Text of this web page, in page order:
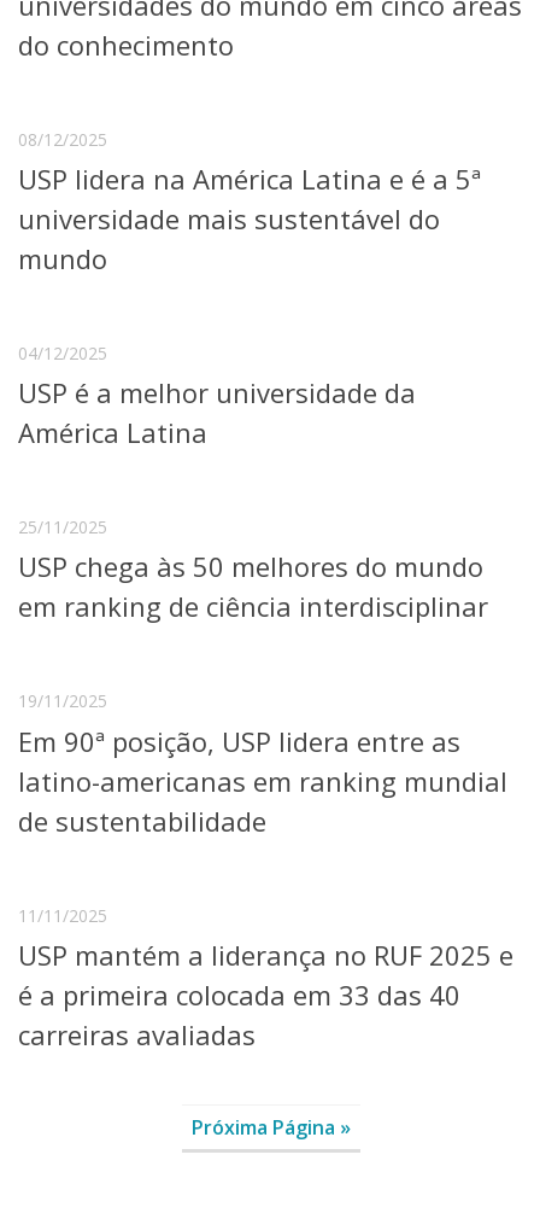
Assessorias e Mídias
Agenda de Eventos
do conhecimento
08/12/2025
USP lidera na América Latina e é a 5ª
universidade mais sustentável do
mundo
04/12/2025
USP é a melhor universidade da
América Latina
25/11/2025
USP chega às 50 melhores do mundo
em ranking de ciência interdisciplinar
19/11/2025
Em 90ª posição, USP lidera entre as
latino-americanas em ranking mundial
de sustentabilidade
11/11/2025
USP mantém a liderança no RUF 2025 e
é a primeira colocada em 33 das 40
carreiras avaliadas
Próxima Página »